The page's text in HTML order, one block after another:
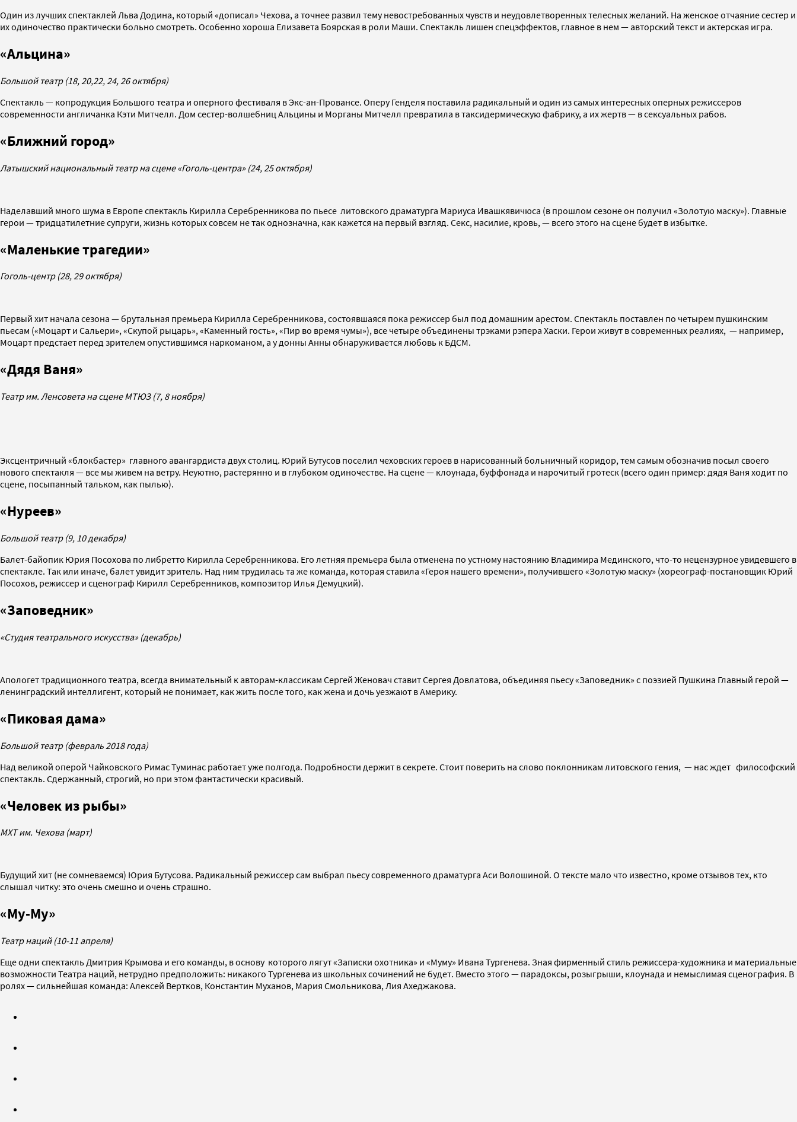
Один из лучших спектаклей Льва Додина, который «дописал» Чехова, а точнее развил тему невостребованных чувств и неудовлетворенных телесных желаний. На женское отчаяние сестер и
их одиночество практически больно смотреть. Особенно хороша Елизавета Боярская в роли Маши. Спектакль лишен спецэффектов, главное в нем — авторский текст и актерская игра.
«Альцина»
Большой театр (18, 20,22, 24, 26 октября)
Спектакль — копродукция Большого театра и оперного фестиваля в Экс-ан-Провансе. Оперу Генделя поставила радикальный и один из самых интересных оперных режиссеров
современности англичанка Кэти Митчелл. Дом сестер-волшебниц Альцины и Морганы Митчелл превратила в таксидермическую фабрику, а их жертв — в сексуальных рабов.
«Ближний город»
Латышский национальный театр на сцене «Гоголь-центра» (24, 25 октября)
Наделавший много шума в Европе спектакль Кирилла Серебренникова по пьесе литовского драматурга Мариуса Ивашкявичюса (в прошлом сезоне он получил «Золотую маску»). Главные
герои — тридцатилетние супруги, жизнь которых совсем не так однозначна, как кажется на первый взгляд. Секс, насилие, кровь, — всего этого на сцене будет в избытке.
«Маленькие трагедии»
Гоголь-центр (28, 29 октября)
Первый хит начала сезона — брутальная премьера Кирилла Серебренникова, состоявшаяся пока режиссер был под домашним арестом. Спектакль поставлен по четырем пушкинским
пьесам («Моцарт и Сальери», «Скупой рыцарь», «Каменный гость», «Пир во время чумы»), все четыре объединены трэками рэпера Хаски. Герои живут в современных реалиях, — например,
Моцарт предстает перед зрителем опустившимся наркоманом, а у донны Анны обнаруживается любовь к БДСМ.
«Дядя Ваня»
Театр им. Ленсовета на сцене МТЮЗ (7, 8 ноября)
Эксцентричный «блокбастер» главного авангардиста двух столиц. Юрий Бутусов поселил чеховских героев в нарисованный больничный коридор, тем самым обозначив посыл своего
нового спектакля — все мы живем на ветру. Неуютно, растерянно и в глубоком одиночестве. На сцене — клоунада, буффонада и нарочитый гротеск (всего один пример: дядя Ваня ходит по
сцене, посыпанный тальком, как пылью).
«Нуреев»
Большой театр (9, 10 декабря)
Балет-байопик Юрия Посохова по либретто Кирилла Серебренникова. Его летняя премьера была отменена по устному настоянию Владимира Мединского, что-то нецензурное увидевшего в
спектакле. Так или иначе, балет увидит зритель. Над ним трудилась та же команда, которая ставила «Героя нашего времени», получившего «Золотую маску» (хореограф-постановщик Юрий
Посохов, режиссер и сценограф Кирилл Серебренников, композитор Илья Демуцкий).
«Заповедник»
«Студия театрального искусства» (декабрь)
Апологет традиционного театра, всегда внимательный к авторам-классикам Сергей Женовач ставит Сергея Довлатова, объединяя пьесу «Заповедник» с поэзией Пушкина Главный герой —
ленинградский интеллигент, который не понимает, как жить после того, как жена и дочь уезжают в Америку.
«Пиковая дама»
Большой театр (февраль 2018 года)
Над великой оперой Чайковского Римас Туминас работает уже полгода. Подробности держит в секрете. Стоит поверить на слово поклонникам литовского гения, — нас ждет философский
спектакль. Сдержанный, строгий, но при этом фантастически красивый.
«Человек из рыбы»
МХТ им. Чехова (март)
Будущий хит (не сомневаемся) Юрия Бутусова. Радикальный режиссер сам выбрал пьесу современного драматурга Аси Волошиной. О тексте мало что известно, кроме отзывов тех, кто
слышал читку: это очень смешно и очень страшно.
«Му-Му»
Театр наций (10-11 апреля)
Еще одни спектакль Дмитрия Крымова и его команды, в основу которого лягут «Записки охотника» и «Муму» Ивана Тургенева. Зная фирменный стиль режиссера-художника и материальные
возможности Театра наций, нетрудно предположить: никакого Тургенева из школьных сочинений не будет. Вместо этого — парадоксы, розыгрыши, клоунада и немыслимая сценография. В
ролях — сильнейшая команда: Алексей Вертков, Константин Муханов, Мария Смольникова, Лия Ахеджакова.